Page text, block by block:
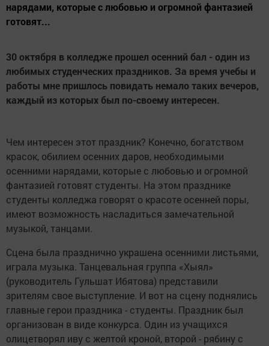
нарядами, которые с любовью и огромной фантазией
готовят...
30 октября в колледже прошел осенний бал - один из
любимых студенческих праздников. За время учебы и
работы мне пришлось повидать немало таких вечеров,
каждый из которых был по-своему интересен.
Чем интересен этот праздник? Конечно, богатством
красок, обилием осенних даров, необходимыми
осенними нарядами, которые с любовью и огромной
фантазией готовят студенты. На этом празднике
студенты колледжа говорят о красоте осенней поры,
имеют возможность насладиться замечательной
музыкой, танцами.
Сцена была празднично украшена осенними листьями,
играла музыка. Танцевальная группа «Хыял»
(руководитель Гульшат Ибятова) представили
зрителям свое выступление. И вот на сцену поднялись
главные герои праздника - студенты. Праздник был
организован в виде конкурса. Один из учащихся
олицетворял иву с желтой кроной, второй - рябину с